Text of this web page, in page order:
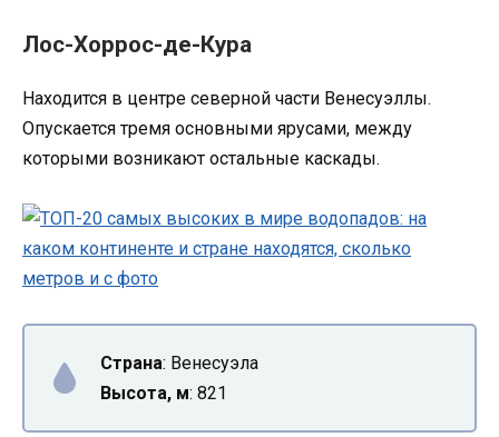
Лос-Хоррос-де-Кура
Находится в центре северной части Венесуэллы.
Опускается тремя основными ярусами, между
которыми возникают остальные каскады.
Страна: Венесуэла
Высота, м: 821